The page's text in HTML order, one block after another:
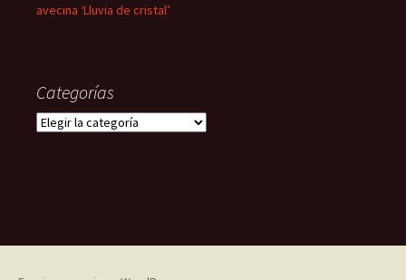
avecina ‘Lluvia de cristal’
Categorías
Categorías